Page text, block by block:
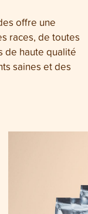
offre une
races, de toutes
de haute qualité
saines et des